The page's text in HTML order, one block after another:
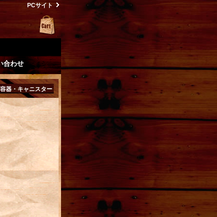
PCサイト
合わせ
容器・キャニスター